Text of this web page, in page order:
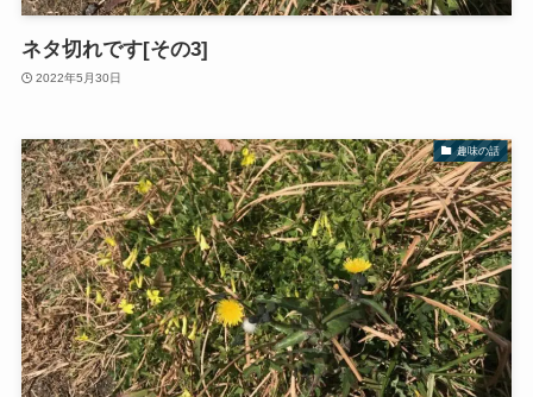
ネタ切れです[その3]
2022年5月30日
趣味の話